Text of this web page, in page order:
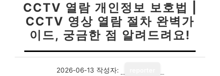
CCTV 열람 개인정보 보호법 |
CCTV 영상 열람 절차 완벽가
이드, 궁금한 점 알려드려요!
2026-06-13 작성자: